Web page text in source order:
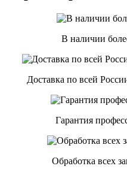
В наличии
Доставка по всей
Гарантия
Обработка всех